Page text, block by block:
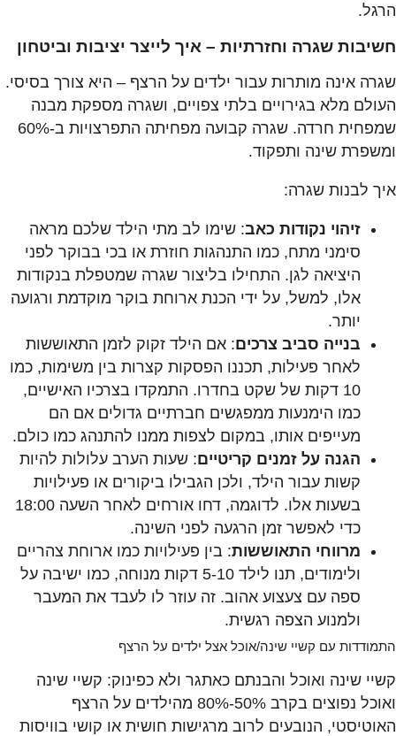
הרגל.
חשיבות שגרה וחזרתיות – איך לייצר יציבות וביטחון
שגרה אינה מותרות עבור ילדים על הרצף – היא צורך בסיסי.
העולם מלא בגירויים בלתי צפויים, ושגרה מספקת מבנה
שמפחית חרדה. שגרה קבועה מפחיתה התפרצויות ב-60%
ומשפרת שינה ותפקוד.
איך לבנות שגרה:
זיהוי נקודות כאב: שימו לב מתי הילד שלכם מראה
סימני מתח, כמו התנהגות חוזרת או בכי בבוקר לפני
היציאה לגן. התחילו בליצור שגרה שמטפלת בנקודות
אלו, למשל, על ידי הכנת ארוחת בוקר מוקדמת ורגועה
יותר.
בנייה סביב צרכים: אם הילד זקוק לזמן התאוששות
לאחר פעילות, תכננו הפסקות קצרות בין משימות, כמו
10 דקות של שקט בחדרו. התמקדו בצרכיו האישיים,
כמו הימנעות ממפגשים חברתיים גדולים אם הם
מעייפים אותו, במקום לצפות ממנו להתנהג כמו כולם.
הגנה על זמנים קריטיים: שעות הערב עלולות להיות
קשות עבור הילד, ולכן הגבילו ביקורים או פעילויות
בשעות אלו. לדוגמה, דחו אורחים לאחר השעה 18:00
כדי לאפשר זמן הרגעה לפני השינה.
מרווחי התאוששות: בין פעילויות כמו ארוחת צהריים
ולימודים, תנו לילד 5-10 דקות מנוחה, כמו ישיבה על
ספה עם צעצוע אהוב. זה עוזר לו לעבד את המעבר
ולמנוע הצפה רגשית.
התמודדות עם קשיי שינה/אוכל אצל ילדים על הרצף
קשיי שינה ואוכל והבנתם כאתגר ולא כפינוק: קשיי שינה
ואוכל נפוצים בקרב 50%-80% מהילדים על הרצף
האוטיסטי, הנובעים לרוב מרגישות חושית או קושי בוויסות